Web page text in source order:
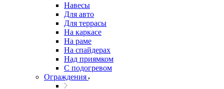
Навесы
Для авто
Для террасы
На каркасе
На раме
На спайдерах
Над приямком
С подогревом
Ограждения